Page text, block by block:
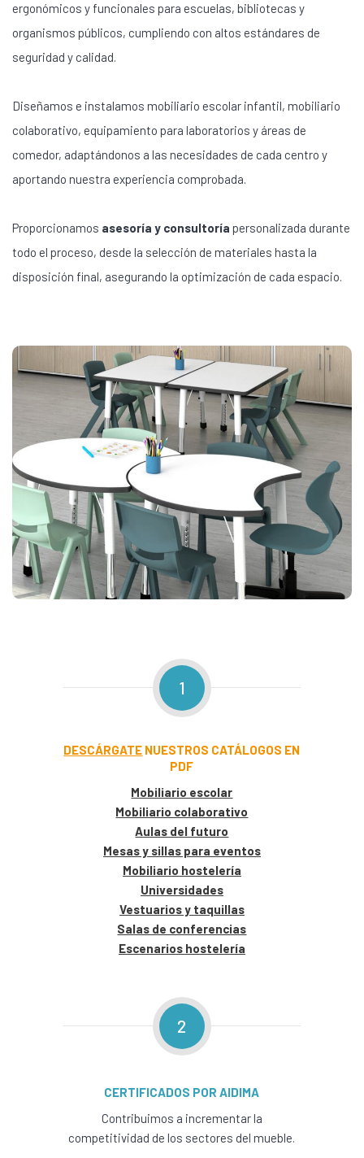
ergonómicos y funcionales para escuelas, bibliotecas y
organismos públicos, cumpliendo con altos estándares de
seguridad y calidad.
Diseñamos e instalamos mobiliario escolar infantil, mobiliario
colaborativo, equipamiento para laboratorios y áreas de
comedor, adaptándonos a las necesidades de cada centro y
aportando nuestra experiencia comprobada.
Proporcionamos asesoría y consultoría personalizada durante
todo el proceso, desde la selección de materiales hasta la
disposición final, asegurando la optimización de cada espacio.
1
DESCÁRGATE NUESTROS CATÁLOGOS EN
PDF
Mobiliario escolar
Mobiliario colaborativo
Aulas del futuro
Mesas y sillas para eventos
Mobiliario hostelería
Universidades
Vestuarios y taquillas
Salas de conferencias
Escenarios hostelería
2
CERTIFICADOS POR AIDIMA
Contribuimos a incrementar la
competitividad de los sectores del mueble.